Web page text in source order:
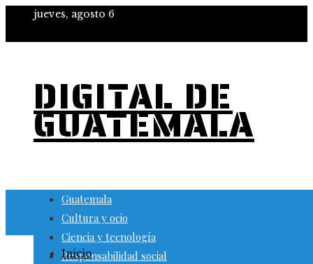
jueves, agosto 6
DIGITAL DE
GUATEMALA
Guatemala
Cultura y ocio
Ciencia y tecnología
Responsabilidad social
Inicio